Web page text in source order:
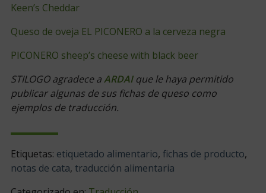
Keen’s Cheddar
Queso de oveja EL PICONERO a la cerveza negra
PICONERO sheep’s cheese with black beer
STILOGO agradece aARDAIque le haya permitido
publicar algunas de sus fichas de queso como
ejemplos de traducción.
Etiquetas: etiquetado alimentario, fichas de producto,
notas de cata, traducción alimentaria